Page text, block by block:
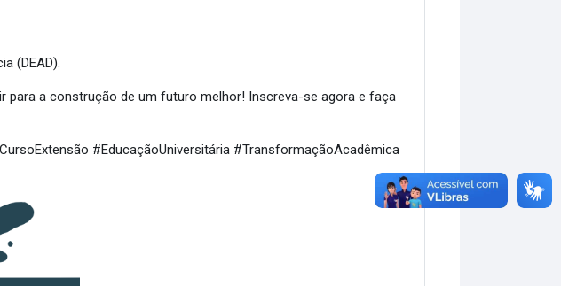
(DEAD).
a construção de um futuro melhor! Inscreva-se agora e faça
#EducaçãoUniversitária #TransformaçãoAcadêmica